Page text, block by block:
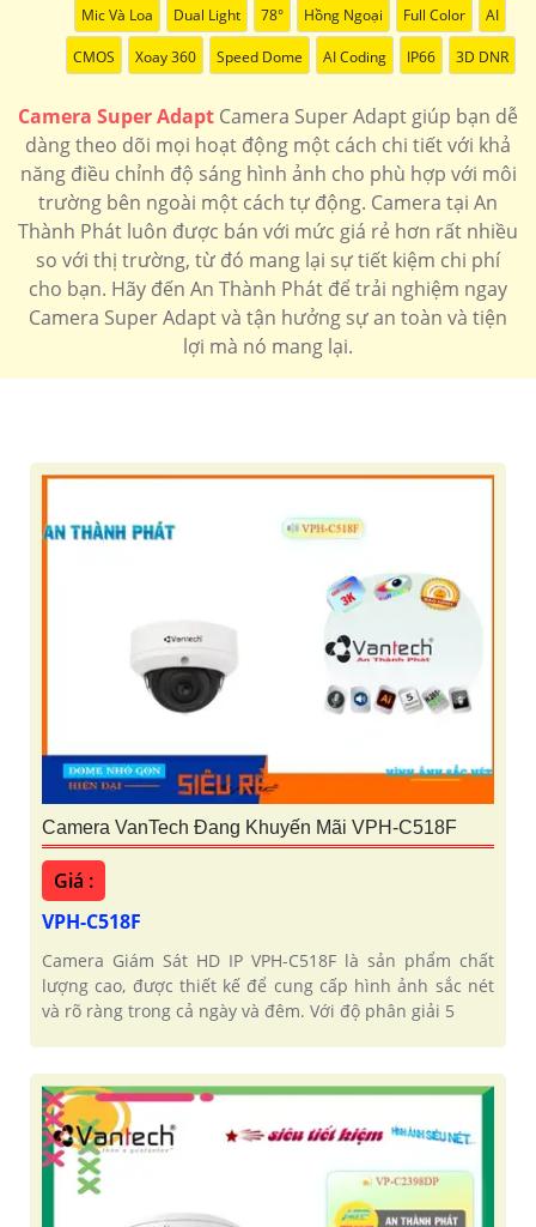
Mic Và Loa Dual Light 78° Hồng Ngoại Full Color AI
CMOS Xoay 360 Speed Dome AI Coding IP66 3D DNR
Camera Super Adapt Camera Super Adapt giúp bạn dễ
dàng theo dõi mọi hoạt động một cách chi tiết với khả
năng điều chỉnh độ sáng hình ảnh cho phù hợp với môi
trường bên ngoài một cách tự động. Camera tại An
Thành Phát luôn được bán với mức giá rẻ hơn rất nhiều
so với thị trường, từ đó mang lại sự tiết kiệm chi phí
cho bạn. Hãy đến An Thành Phát để trải nghiệm ngay
Camera Super Adapt và tận hưởng sự an toàn và tiện
lợi mà nó mang lại.
Camera VanTech Đang Khuyến Mãi VPH-C518F
Giá :
VPH-C518F
Camera Giám Sát HD IP VPH-C518F là sản phẩm chất
lượng cao, được thiết kế để cung cấp hình ảnh sắc nét
và rõ ràng trong cả ngày và đêm. Với độ phân giải 5